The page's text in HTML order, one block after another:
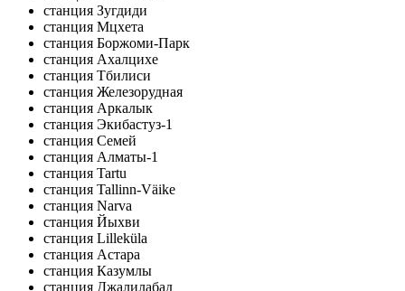
станция Зугдиди
станция Мцхета
станция Боржоми-Парк
станция Ахалцихе
станция Тбилиси
станция Железорудная
станция Аркалык
станция Экибастуз-1
станция Семей
станция Алматы-1
станция Tartu
станция Tallinn-Väike
станция Narva
станция Йыхви
станция Lilleküla
станция Астара
станция Казумлы
станция Джалилабад